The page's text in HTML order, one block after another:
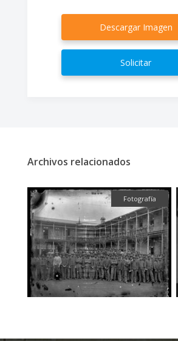
Descargar Imagen
Solicitar
Archivos relacionados
Fotografía